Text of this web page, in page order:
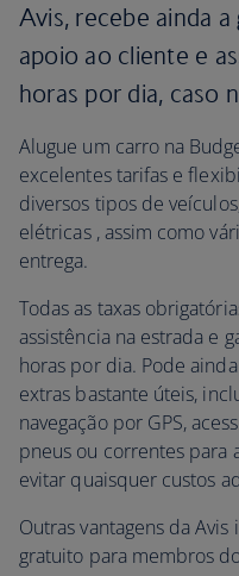
Avis, recebe ainda
apoio ao cliente e
horas por dia, caso
Alugue um carro na
excelentes tarifas e
diversos tipos de
elétricas , assim como
entrega.
Todas as taxas
assistência na estrada e
horas por dia. Pode
extras bastante úteis,
navegação por GPS,
pneus ou correntes para
evitar quaisquer custos
Outras vantagens da
gratuito para membros